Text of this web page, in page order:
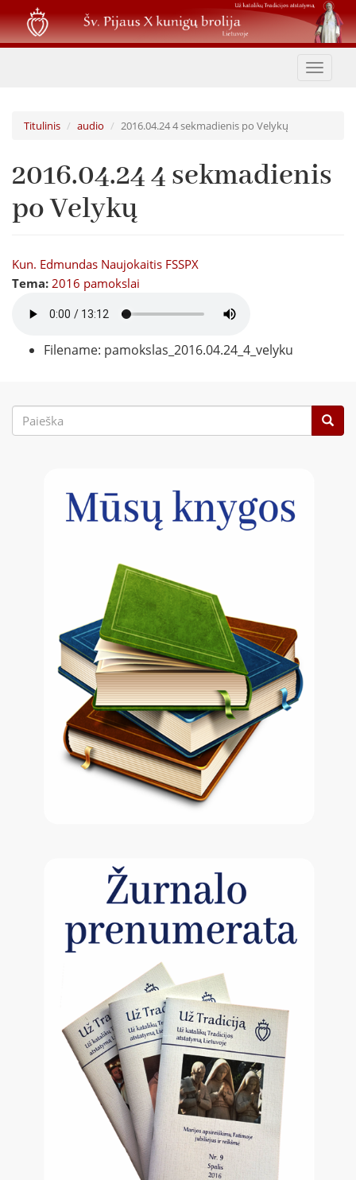
Pereiti
į
pagrindinį
Toggle
Titulinis audio 2016.04.24 4 sekmadienis po Velykų
2016.04.24 4 sekmadienis
po Velykų
Kun. Edmundas Naujokaitis FSSPX
Tema: 2016 pamokslai
Filename: pamokslas_2016.04.24_4_velyku
Paieškos